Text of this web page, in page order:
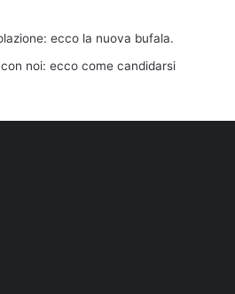
ecco la nuova bufala.
con noi: ecco come candidarsi